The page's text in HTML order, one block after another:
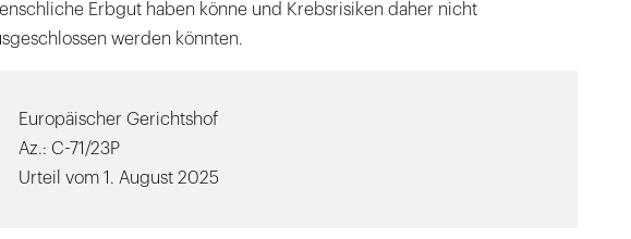
Erbgut haben könne und Krebsrisiken daher nicht
werden könnten.
Europäischer Gerichtshof
Az.: C-71/23P
Urteil vom 1. August 2025